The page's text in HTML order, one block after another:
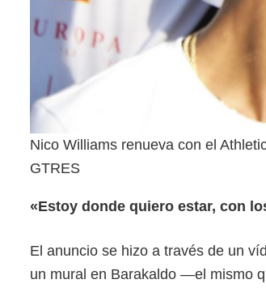
Nico Williams renueva con el
GTRES
«Estoy donde quiero estar, con
El anuncio se hizo a través de un
un mural en Barakaldo —el mismo